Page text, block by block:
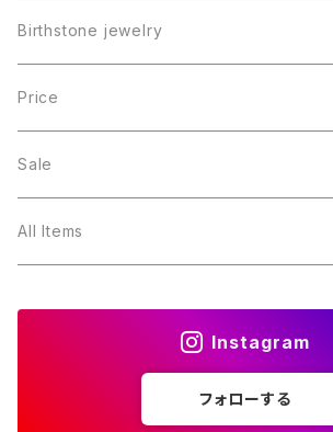
Birthstone jewelry
１月・ガーネット
２月・アメジスト
３月・アクアマリン
Price
～5000円
～10000円
Sale
All Items
Instagram
フォローする